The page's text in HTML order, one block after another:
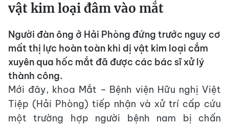
vật kim loại đâm vào mắt
Người đàn ông ở Hải Phòng đứng trước nguy cơ
mất thị lực hoàn toàn khi dị vật kim loại cắm
xuyên qua hốc mắt đã được các bác sĩ xử lý
thành công.
Mới đây, khoa Mắt – Bệnh viện Hữu nghị Việt
Tiệp (Hải Phòng) tiếp nhận và xử trí cấp cứu
một trường hợp người bệnh nam bị chấn